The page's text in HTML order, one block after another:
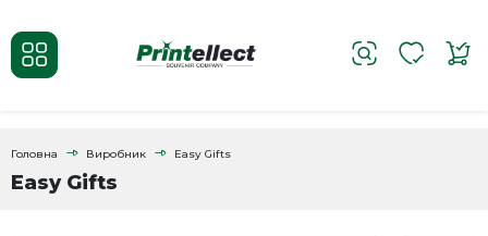
Головна Виробник Easy Gifts
Easy Gifts